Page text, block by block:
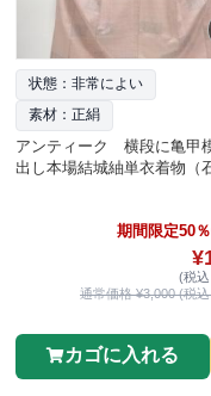
状態：非常によい
素材：正絹
アンティーク 横段に亀甲
出し本場結城紬単衣着物（
期間限定50％
(税
通常価格 ¥3,000 (税
カゴに入れる